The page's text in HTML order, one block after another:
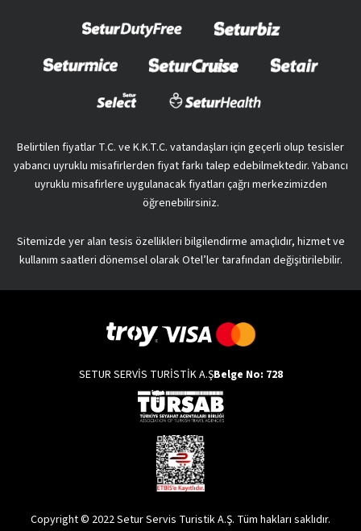
Belirtilen fiyatlar T.C. ve K.K.T.C. vatandaşları için geçerli olup tesisler
yabancı uyruklu misafirlerden fiyat farkı talep edebilmektedir. Yabancı
uyruklu misafirlere uygulanacak fiyatları çağrı merkezimizden
öğrenebilirsiniz.
Sitemizde yer alan tesis özellikleri bilgilendirme amaçlıdır, hizmet ve
kullanım saatleri dönemsel olarak Otel’ler tarafından değişitirilebilir.
SETUR SERVİS TURİSTİK A.ŞBelge No: 728
Copyright © 2022 Setur Servis Turistik A.Ş. Tüm hakları saklıdır.